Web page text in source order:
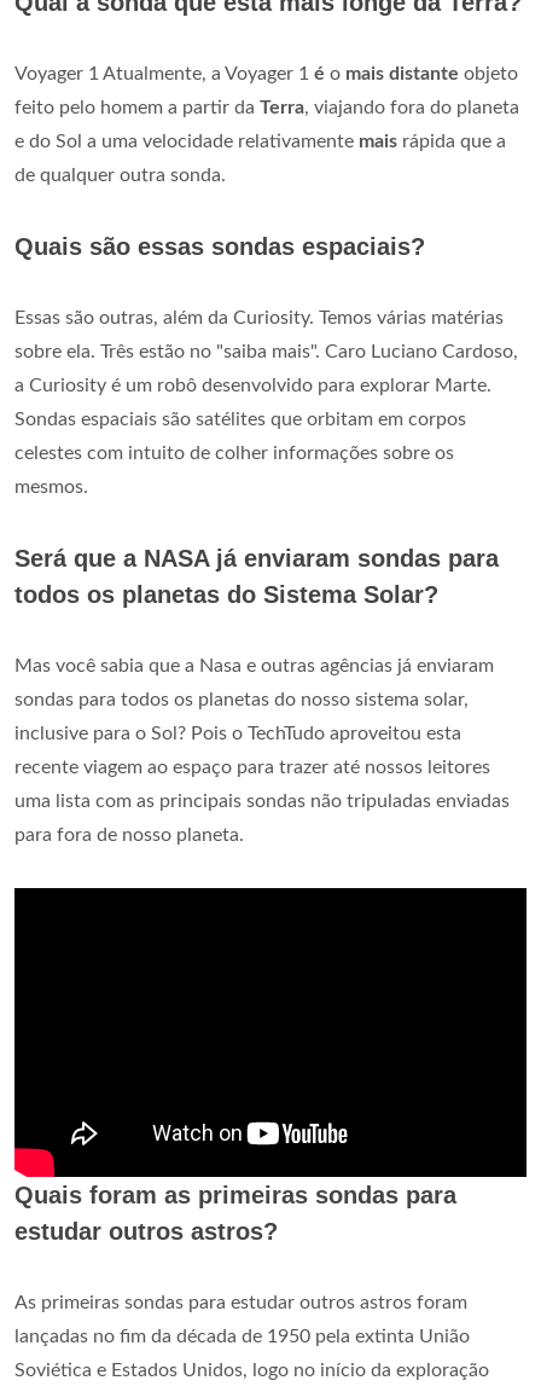
Voyager 1 Atualmente, a Voyager 1 é o mais distante objeto
feito pelo homem a partir da Terra, viajando fora do planeta
e do Sol a uma velocidade relativamente mais rápida que a
de qualquer outra sonda.
Quais são essas sondas espaciais?
Essas são outras, além da Curiosity. Temos várias matérias
sobre ela. Três estão no "saiba mais". Caro Luciano Cardoso,
a Curiosity é um robô desenvolvido para explorar Marte.
Sondas espaciais são satélites que orbitam em corpos
celestes com intuito de colher informações sobre os
mesmos.
Será que a NASA já enviaram sondas para
todos os planetas do Sistema Solar?
Mas você sabia que a Nasa e outras agências já enviaram
sondas para todos os planetas do nosso sistema solar,
inclusive para o Sol? Pois o TechTudo aproveitou esta
recente viagem ao espaço para trazer até nossos leitores
uma lista com as principais sondas não tripuladas enviadas
para fora de nosso planeta.
Quais foram as primeiras sondas para
estudar outros astros?
As primeiras sondas para estudar outros astros foram
lançadas no fim da década de 1950 pela extinta União
Soviética e Estados Unidos, logo no início da exploração